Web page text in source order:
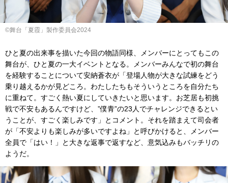
©舞台「夏霞」製作委員会2024
ひと夏の出来事を描いた今回の物語同様、メンバーにとってもこの
舞台が、ひと夏の一大イベントとなる。メンバーみんなで初の舞台
を経験することについて安納蒼衣が「登場人物が大きな試練をどう
乗り越えるかが見どころ。わたしたちもそういうところを自分たち
に重ねて。すごく熱い夏にしていきたいと思います。お芝居も初挑
戦で不安もあるんですけど、”僕青”の23人でチャレンジできるとい
うことが、すごく楽しみです」とコメント。それを踏まえて司会者
が「不安よりも楽しみが多いですよね」と呼びかけると、メンバー
全員で「はい！」と大きな返事で返すなど、意気込みもバッチリの
ようだ。